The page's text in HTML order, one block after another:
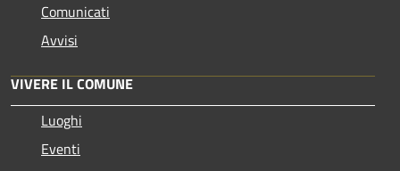
Comunicati
Avvisi
VIVERE IL COMUNE
Luoghi
Eventi